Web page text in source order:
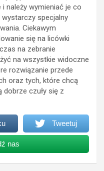
należy wymieniać je co
wystarczy specjalny
Ciekawym
się na licówki
na zebranie
na wszystkie widoczne
rozwiązanie przede
oraz tych, które chcą
dobrze czuły się z
Tweetuj
nas